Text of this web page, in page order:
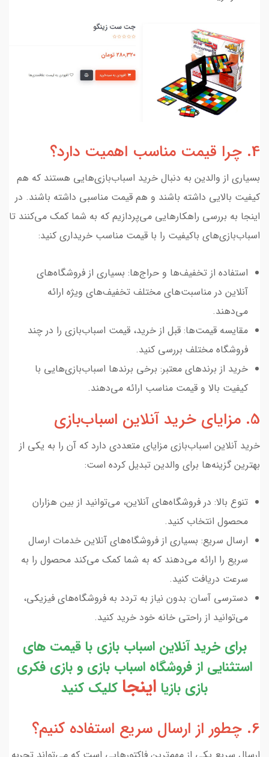
4. چرا قیمت مناسب اهمیت دارد؟
بسیاری از والدین به دنبال خرید اسباب‌بازی‌هایی هستند که هم
کیفیت بالایی داشته باشند و هم قیمت مناسبی داشته باشند. در
اینجا به بررسی راهکارهایی می‌پردازیم که به شما کمک می‌کنند تا
اسباب‌بازی‌های باکیفیت را با قیمت مناسب خریداری کنید:
استفاده از تخفیف‌ها و حراج‌ها: بسیاری از فروشگاه‌های
آنلاین در مناسبت‌های مختلف تخفیف‌های ویژه ارائه
می‌دهند.
مقایسه قیمت‌ها: قبل از خرید، قیمت اسباب‌بازی را در چند
فروشگاه مختلف بررسی کنید.
خرید از برندهای معتبر: برخی برندها اسباب‌بازی‌هایی با
کیفیت بالا و قیمت مناسب ارائه می‌دهند.
5. مزایای خرید آنلاین اسباب‌بازی
خرید آنلاین اسباب‌بازی مزایای متعددی دارد که آن را به یکی از
بهترین گزینه‌ها برای والدین تبدیل کرده است:
تنوع بالا: در فروشگاه‌های آنلاین، می‌توانید از بین هزاران
محصول انتخاب کنید.
ارسال سریع: بسیاری از فروشگاه‌های آنلاین خدمات ارسال
سریع را ارائه می‌دهند که به شما کمک می‌کند محصول را به
سرعت دریافت کنید.
دسترسی آسان: بدون نیاز به تردد به فروشگاه‌های فیزیکی،
می‌توانید از راحتی خانه خود خرید کنید.
برای خرید آنلاین اسباب بازی با قیمت های
استثنایی از فروشگاه اسباب بازی و بازی فکری
بازی بازیا اینجا کلیک کنید
6. چطور از ارسال سریع استفاده کنیم؟